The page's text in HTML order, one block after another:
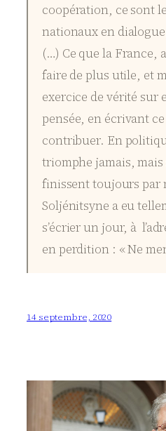
coopération, ce sont
nationaux en
(…) Ce que la France,
faire de plus utile, et
exercice de vérité sur
pensée, en écrivant
contribuer. En
triomphe jamais, mais
finissent toujours par
Soljénitsyne a eu
s’écrier un jour, à
en perdition : « Ne
14 septembre, 2020